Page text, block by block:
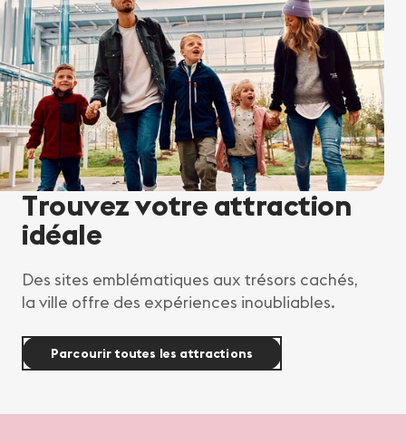
Trouvez votre attraction
idéale
Des sites emblématiques aux trésors cachés,
la ville offre des expériences inoubliables.
Parcourir toutes les attractions